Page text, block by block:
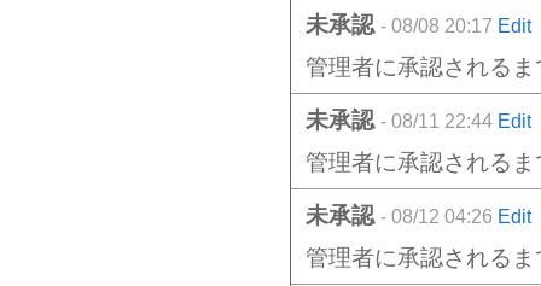
未承認 - 08/08 20:17 Edit
管理者に承認される
未承認 - 08/11 22:44 Edit
管理者に承認される
未承認 - 08/12 04:26 Edit
管理者に承認される